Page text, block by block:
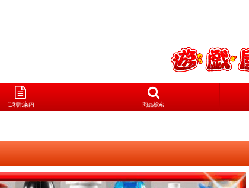
ご利用案内 商品検索